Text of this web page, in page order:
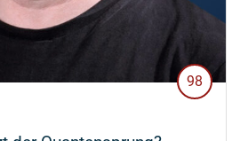
98